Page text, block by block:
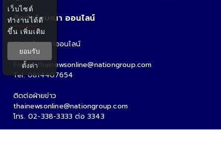
ติดต่อโฆษณา ออนไลน์
ติดต่อโฆษณาออนไลน์
คุณอ้อ
Email : thainewsonline@nationgroup.com
Tel: 0814407654
ติดต่อฝ่ายข่าว
thainewsonline@nationgroup.com
โทร. 02-338-3333 ต่อ 3343
เว็บไซต์
ทำงานได้ดี
ขึ้น เพิ่มเติม
ยอมรับ
ตั้งค่า